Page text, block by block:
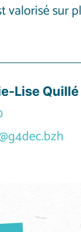
valorisé sur
Lise Quillé